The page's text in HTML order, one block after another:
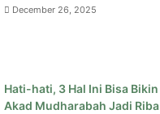
December 26, 2025
Hati-hati, 3 Hal Ini Bisa Bikin
Akad Mudharabah Jadi Riba